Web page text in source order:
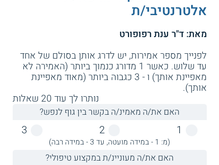
לימודי פיסיונומיה
לימודי עיסוי הוליסטי לימודי נטורופתיה
לימודי עיסוי מקצועי
לימודי מוח אחד
וקינסיולוגיה
לימודי תמציות פרחי
באך
אלטרנטיבי/ת
מאת: ד"ר ענת רפופורט
לפנייך מספר אמירות, יש לדרג אותן בסולם של אחד
עד שלוש. כאשר 1 מדורג כנמוך ביותר (האמירה לא
מאפיינת אותך) ו - 3 כגבוה ביותר (מאוד מאפיינת
אותך).
נותרו לך עוד 20 שאלות
האם את/ה מאמינ/ה בקשר בין גוף לנפש?
1
2
3
(מ: 1 - במידה מועטה, עד 3 - במידה רבה)
האם את/ה מעוניינ/ת במקצוע טיפולי?